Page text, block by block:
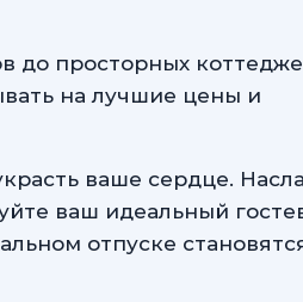
до просторных
на лучшие цены и
ваше сердце.
ваш идеальный
отпуске